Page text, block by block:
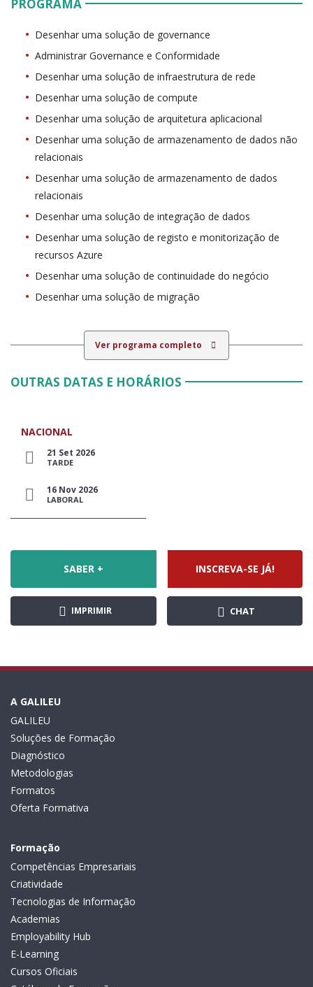
PROGRAMA
Desenhar uma solução de governance
Administrar Governance e Conformidade
Desenhar uma solução de infraestrutura de rede
Desenhar uma solução de compute
Desenhar uma solução de arquitetura aplicacional
Desenhar uma solução de armazenamento de dados não
relacionais
Desenhar uma solução de armazenamento de dados
relacionais
Desenhar uma solução de integração de dados
Desenhar uma solução de registo e monitorização de
recursos Azure
Desenhar uma solução de continuidade do negócio
Desenhar uma solução de migração
Ver programa completo
OUTRAS DATAS E HORÁRIOS
NACIONAL
21 Set 2026
TARDE
16 Nov 2026
LABORAL
SABER + INSCREVA-SE JÁ!
IMPRIMIR CHAT
A GALILEU
GALILEU
Soluções de Formação
Diagnóstico
Metodologias
Formatos
Oferta Formativa
Formação
Competências Empresariais
Criatividade
Tecnologias de Informação
Academias
Employability Hub
E-Learning
Cursos Oficiais